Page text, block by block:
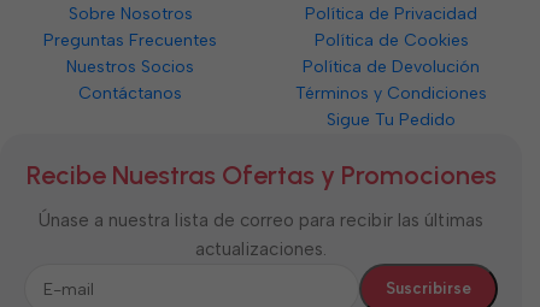
Sobre Nosotros
Preguntas Frecuentes
Nuestros Socios
Contáctanos
Política de Privacidad
Política de Cookies
Política de Devolución
Términos y Condiciones
Sigue Tu Pedido
Recibe Nuestras Ofertas y Promociones
Únase a nuestra lista de correo para recibir las últimas
actualizaciones.